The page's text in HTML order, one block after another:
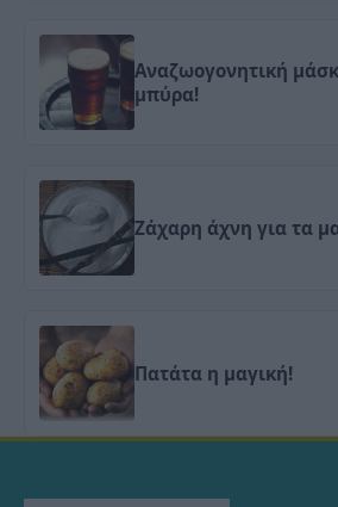
Αναζωογονητική
μπύρα!
Ζάχαρη άχνη για τα
Πατάτα η μαγική!